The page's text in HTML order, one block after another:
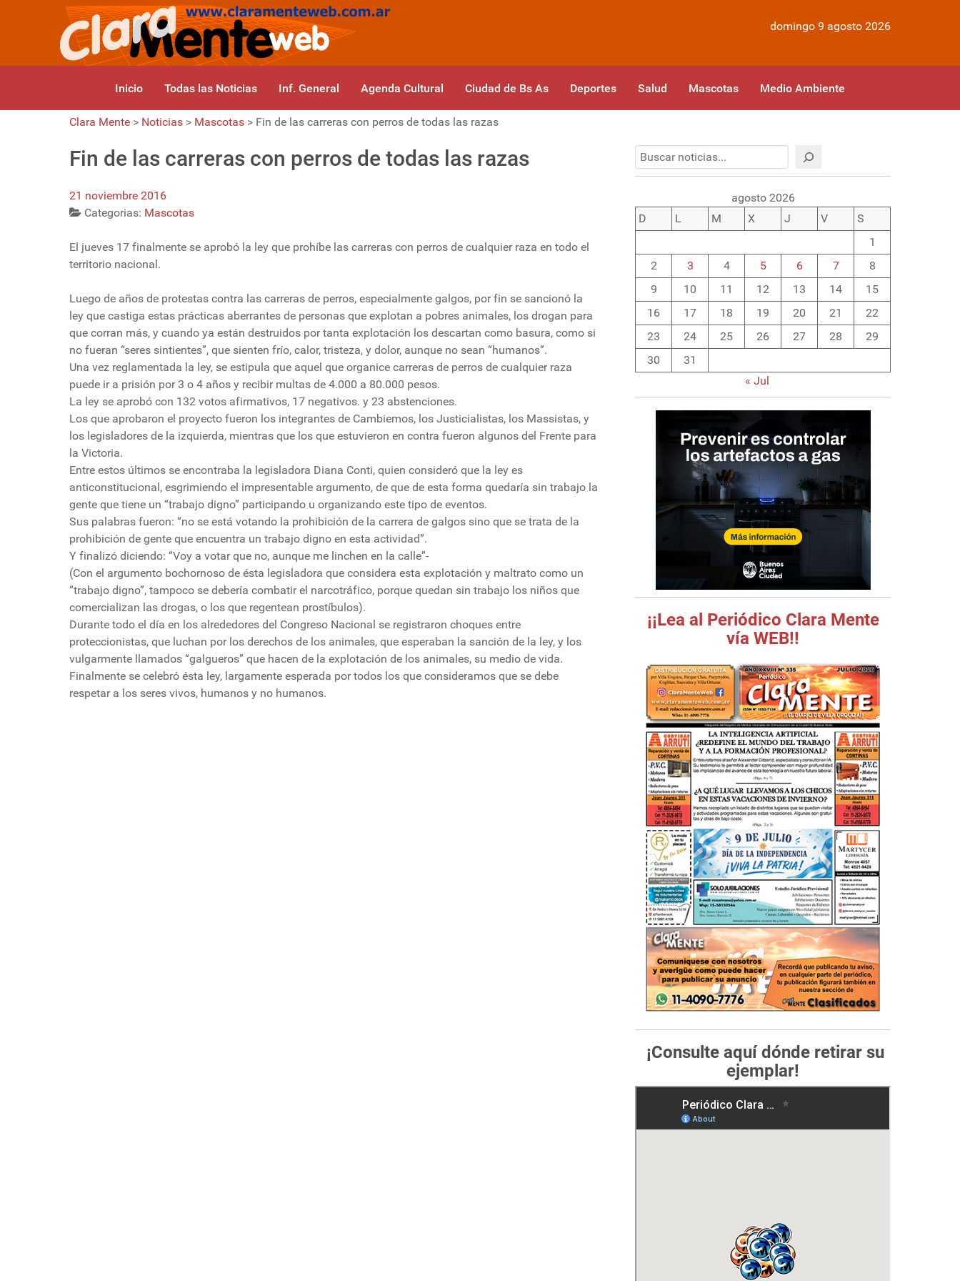
domingo 9 agosto 2026
Inicio Todas las Noticias Inf. General Agenda Cultural Ciudad de Bs As Deportes Salud Mascotas Medio Ambiente
Clara Mente > Noticias > Mascotas > Fin de las carreras con perros de todas las razas
Fin de las carreras con perros de todas las razas
21 noviembre 2016
Categorias: Mascotas
El jueves 17 finalmente se aprobó la ley que prohíbe las carreras con perros de cualquier raza en todo el
territorio nacional.
Luego de años de protestas contra las carreras de perros, especialmente galgos, por fin se sancionó la
ley que castiga estas prácticas aberrantes de personas que explotan a pobres animales, los drogan para
que corran más, y cuando ya están destruidos por tanta explotación los descartan como basura, como si
no fueran “seres sintientes”, que sienten frío, calor, tristeza, y dolor, aunque no sean “humanos”.
Una vez reglamentada la ley, se estipula que aquel que organice carreras de perros de cualquier raza
puede ir a prisión por 3 o 4 años y recibir multas de 4.000 a 80.000 pesos.
La ley se aprobó con 132 votos afirmativos, 17 negativos. y 23 abstenciones.
Los que aprobaron el proyecto fueron los integrantes de Cambiemos, los Justicialistas, los Massistas, y
los legisladores de la izquierda, mientras que los que estuvieron en contra fueron algunos del Frente para
la Victoria.
Entre estos últimos se encontraba la legisladora Diana Conti, quien consideró que la ley es
anticonstitucional, esgrimiendo el impresentable argumento, de que de esta forma quedaría sin trabajo la
gente que tiene un “trabajo digno” participando u organizando este tipo de eventos.
Sus palabras fueron: “no se está votando la prohibición de la carrera de galgos sino que se trata de la
prohibición de gente que encuentra un trabajo digno en esta actividad”.
Y finalizó diciendo: “Voy a votar que no, aunque me linchen en la calle”-
(Con el argumento bochornoso de ésta legisladora que considera esta explotación y maltrato como un
“trabajo digno”, tampoco se debería combatir el narcotráfico, porque quedan sin trabajo los niños que
comercializan las drogas, o los que regentean prostíbulos).
Durante todo el día en los alrededores del Congreso Nacional se registraron choques entre
proteccionistas, que luchan por los derechos de los animales, que esperaban la sanción de la ley, y los
vulgarmente llamados “galgueros” que hacen de la explotación de los animales, su medio de vida.
Finalmente se celebró ésta ley, largamente esperada por todos los que consideramos que se debe
respetar a los seres vivos, humanos y no humanos.
agosto 2026
D
L M X J V
S
1
2
3 4 5 6 7
8
9
10 11 12 13 14
15
16
17 18 19 20 21
22
23
24 25 26 27 28
29
30
31
« Jul
¡¡Lea al Periódico Clara Mente
vía WEB!!
¡Consulte aquí dónde retirar su
ejemplar!